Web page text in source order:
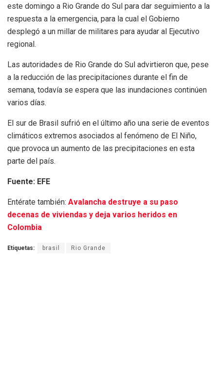
este domingo a Rio Grande do Sul para dar seguimiento a la
respuesta a la emergencia, para la cual el Gobierno
desplegó a un millar de militares para ayudar al Ejecutivo
regional.
Las autoridades de Rio Grande do Sul advirtieron que, pese
a la reducción de las precipitaciones durante el fin de
semana, todavía se espera que las inundaciones continúen
varios días.
El sur de Brasil sufrió en el último año una serie de eventos
climáticos extremos asociados al fenómeno de El Niño,
que provoca un aumento de las precipitaciones en esta
parte del país.
Fuente: EFE
Entérate también: Avalancha destruye a su paso
decenas de viviendas y deja varios heridos en
Colombia
Etiquetas: brasil Rio Grande